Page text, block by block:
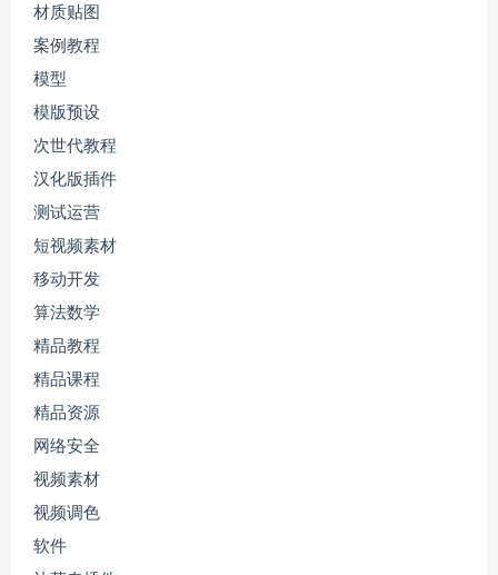
材质贴图
案例教程
模型
模版预设
次世代教程
汉化版插件
测试运营
短视频素材
移动开发
算法数学
精品教程
精品课程
精品资源
网络安全
视频素材
视频调色
软件